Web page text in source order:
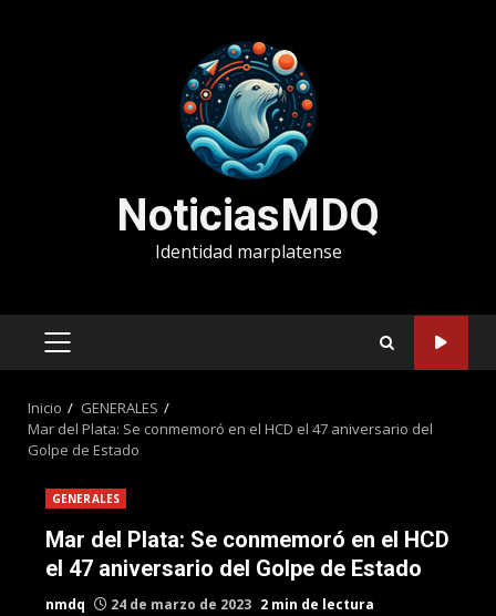
NoticiasMDQ
Identidad marplatense
MENÚ
Inicio
GENERALES
Mar del Plata: Se conmemoró en el HCD el 47 aniversario del
Golpe de Estado
GENERALES
Mar del Plata: Se conmemoró en el HCD
el 47 aniversario del Golpe de Estado
nmdq 24 de marzo de 2023 2 min de lectura